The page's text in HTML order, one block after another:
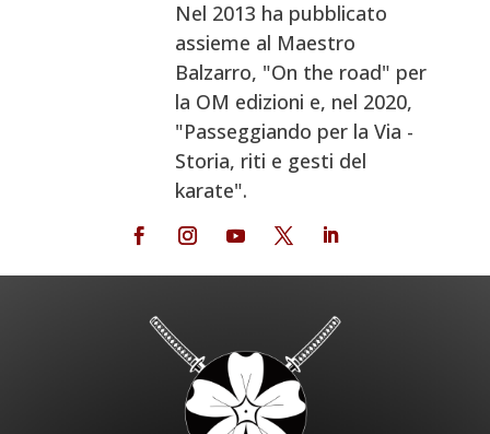
Nel 2013 ha pubblicato
assieme al Maestro
Balzarro, "On the road" per
la OM edizioni e, nel 2020,
"Passeggiando per la Via -
Storia, riti e gesti del
karate".